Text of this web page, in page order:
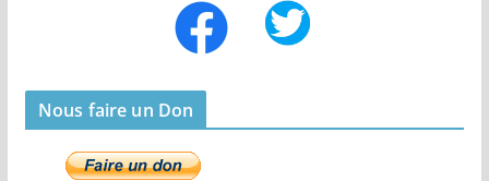
Nous faire un Don